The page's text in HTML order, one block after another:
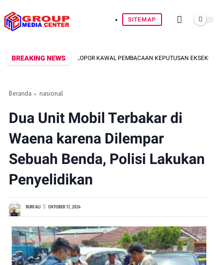
SITEMAP
BREAKING NEWS
BATALYON B PELOPOR KAWAL PEMBACAAN KEPUTUSAN EKSEKUSI LAHAN
Beranda nasional
Dua Unit Mobil Terbakar di
Waena karena Dilempar
Sebuah Benda, Polisi Lakukan
Penyelidikan
BURI ALI OKTOBER 17, 2024